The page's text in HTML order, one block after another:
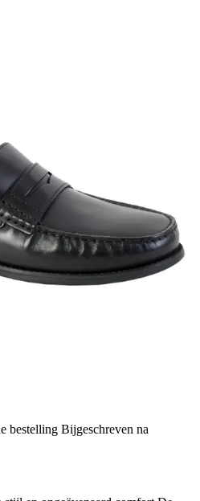
bestelling Bijgeschreven na